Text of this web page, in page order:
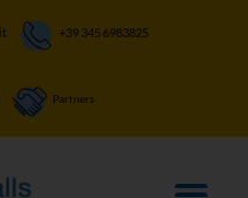
+39 345 6983825
Partners